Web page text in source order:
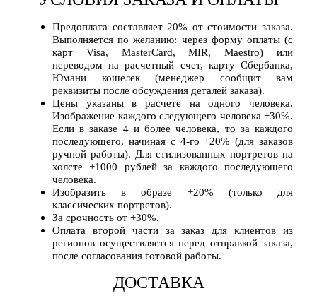
Предоплата составляет 20% от стоимости заказа.
Выполняется по желанию: через форму оплаты (с
карт Visa, MasterCard, MIR, Maestro) или
переводом на расчетный счет, карту Сбербанка,
Юмани кошелек (менеджер сообщит вам
реквизиты после обсуждения деталей заказа).
Цены указаны в расчете на одного человека.
Изображение каждого следующего человека +30%.
Если в заказе 4 и более человека, то за каждого
последующего, начиная с 4-го +20% (для заказов
ручной работы). Для стилизованных портретов на
холсте +1000 рублей за каждого последующего
человека.
Изобразить в образе +20% (только для
классических портретов).
За срочность от +30%.
Оплата второй части за заказ для клиентов из
регионов осуществляется перед отправкой заказа,
после согласования готовой работы.
ДОСТАВКА